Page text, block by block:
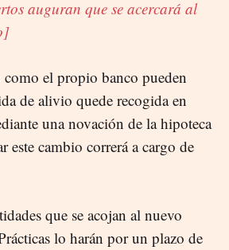
auguran que se acercará al
el propio banco pueden
de alivio quede recogida en
una novación de la hipoteca
este cambio correrá a cargo de
que se acojan al nuevo
lo harán por un plazo de